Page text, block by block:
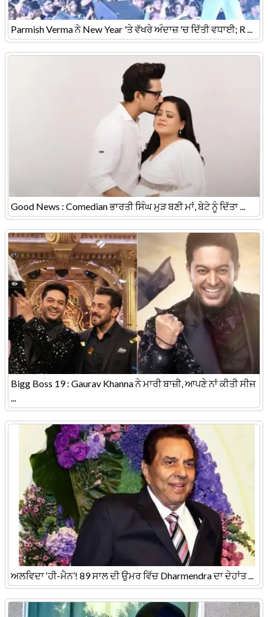
Parmish Verma ਨੇ New Year 'ਤੇ ਵੱਖਰੇ ਅੰਦਾਜ਼ 'ਚ ਦਿੱਤੀ ਵਧਾਈ; R ...
Good News : Comedian ਭਾਰਤੀ ਸਿੰਘ ਮੁੜ ਬਣੀ ਮਾਂ, ਬੇਟੇ ਨੂੰ ਦਿੱਤਾ ...
Bigg Boss 19 : Gaurav Khanna ਨੇ ਮਾਰੀ ਬਾਜ਼ੀ, ਆਪਣੇ ਨਾਂ ਕੀਤੀ ਸੀਜ
...
ਅਲਵਿਦਾ ‘ਹੀ-ਮੈਨ’! 89 ਸਾਲ ਦੀ ਉਮਰ ਵਿੱਚ Dharmendra ਦਾ ਦੇਹਾਂਤ ...